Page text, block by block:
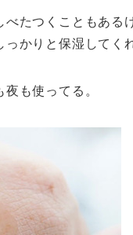
たつくこともある
かりと保湿してく
も使ってる。